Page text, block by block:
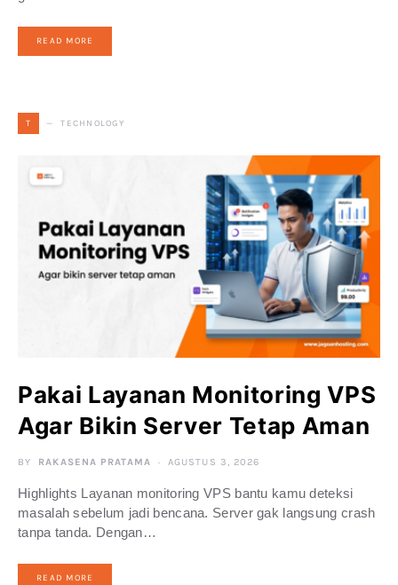
READ MORE
T TECHNOLOGY
Pakai Layanan Monitoring VPS
Agar Bikin Server Tetap Aman
BY RAKASENA PRATAMA AGUSTUS 3, 2026
Highlights Layanan monitoring VPS bantu kamu deteksi
masalah sebelum jadi bencana. Server gak langsung crash
tanpa tanda. Dengan…
READ MORE